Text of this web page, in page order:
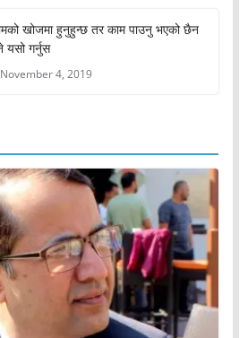
खोजमा हुनुहुन्छ तर काम पाउनु भएको छैन
यसो गर्नुस
November 4, 2019